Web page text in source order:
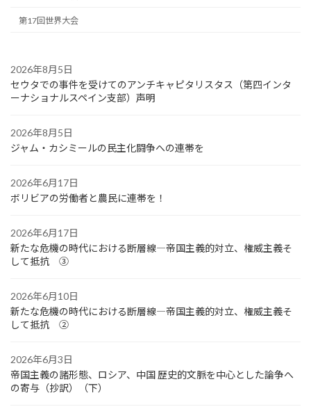
第17回世界大会
2026年8月5日
セウタでの事件を受けてのアンチキャピタリスタス（第四インタ
ーナショナルスペイン支部）声明
2026年8月5日
ジャム・カシミールの民主化闘争への連帯を
2026年6月17日
ボリビアの労働者と農民に連帯を！
2026年6月17日
新たな危機の時代における断層線―帝国主義的対立、権威主義そ
して抵抗 ③
2026年6月10日
新たな危機の時代における断層線―帝国主義的対立、権威主義そ
して抵抗 ②
2026年6月3日
帝国主義の諸形態、ロシア、中国 歴史的文脈を中心とした論争へ
の寄与（抄訳）（下）